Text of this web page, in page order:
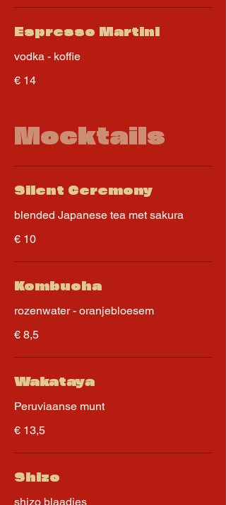
Espresso Martini
vodka - koffie
€ 14
Mocktails
Silent Ceremony
blended Japanese tea met sakura
€ 10
Kombucha
rozenwater - oranjebloesem
€ 8,5
Wakataya
Peruviaanse munt
€ 13,5
Shizo
shizo blaadjes